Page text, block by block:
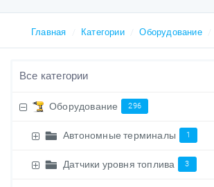
Главная Категории Оборудование
Все категории
Оборудование 296
Автономные терминалы 1
Датчики уровня топлива 3